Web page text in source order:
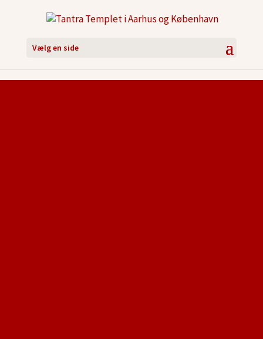
Vælg en side